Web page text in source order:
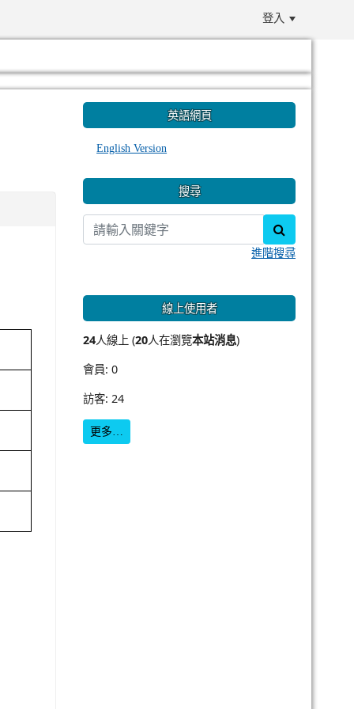
登入
英語網頁
English Version
搜尋
進階搜尋
線上使用者
24人線上 (20人在瀏覽本站消息)
會員: 0
訪客: 24
更多…